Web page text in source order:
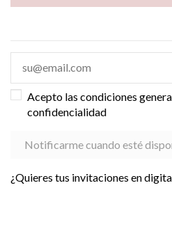
Acepto las condiciones
confidencialidad
¿Quieres tus invitaciones en